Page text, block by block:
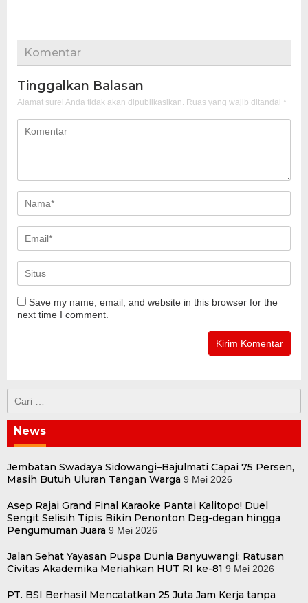
Komentar
Tinggalkan Balasan
Alamat surel Anda tidak akan dipublikasikan. Ruas yang wajib ditandai *
Save my name, email, and website in this browser for the
next time I comment.
untuk:
News
Jembatan Swadaya Sidowangi–Bajulmati Capai 75 Persen,
Masih Butuh Uluran Tangan Warga 9 Mei 2026
Asep Rajai Grand Final Karaoke Pantai Kalitopo! Duel
Sengit Selisih Tipis Bikin Penonton Deg-degan hingga
Pengumuman Juara 9 Mei 2026
Jalan Sehat Yayasan Puspa Dunia Banyuwangi: Ratusan
Civitas Akademika Meriahkan HUT RI ke-81 9 Mei 2026
PT. BSI Berhasil Mencatatkan 25 Juta Jam Kerja tanpa